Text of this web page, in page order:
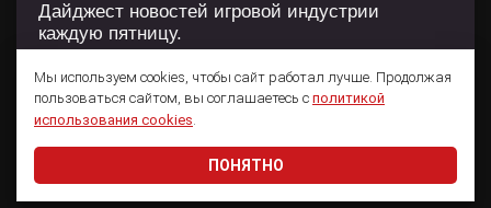
Сайт использует IP адреса, cookie, данные геолокации
использования содержатся вПолитике конфиденциальностии
Пользовательском соглашении .
© 2011 — 2026 App2Top 16+
Мы используем cookies, чтобы сайт работал лучше. Продолжая
пользоваться сайтом, вы соглашаетесь с политикой
использования cookies.
ПОНЯТНО
Дайджест новостей игровой индустрии
каждую пятницу.
Даю согласие на обработкуперсональных данных